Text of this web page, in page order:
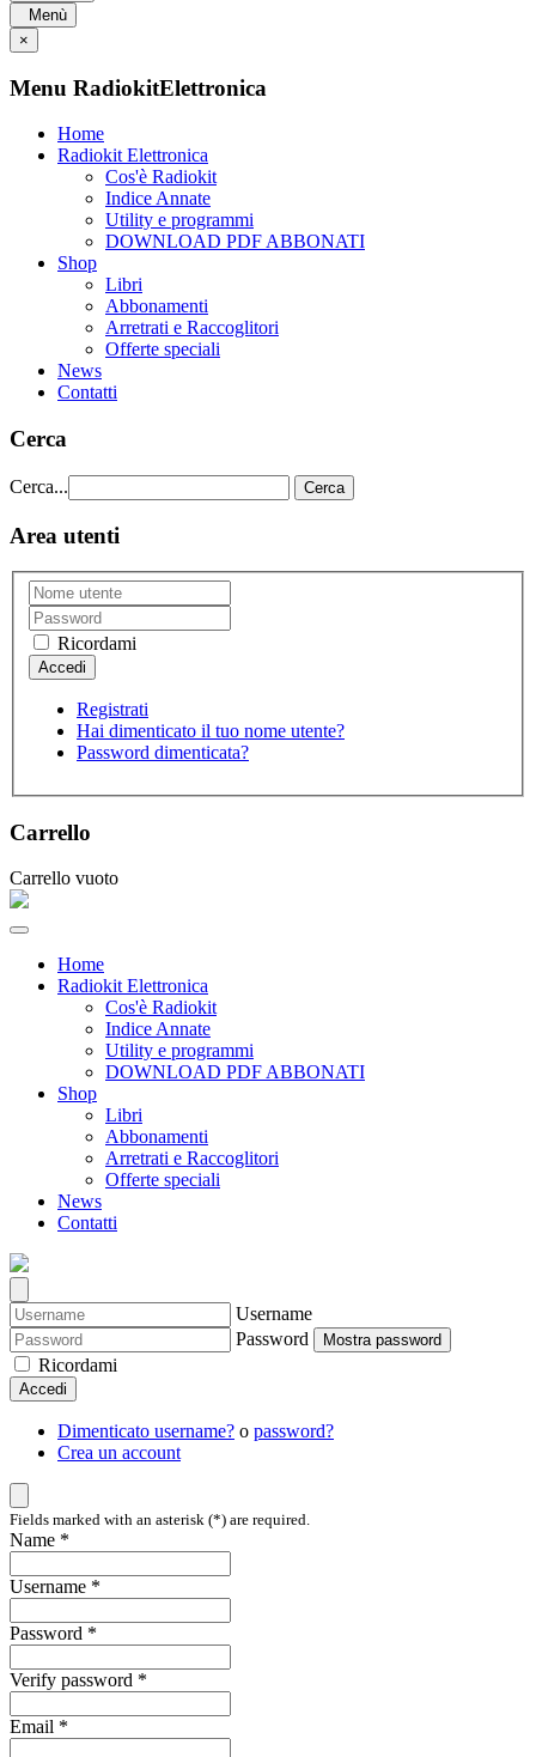
Menù
×
Menu RadiokitElettronica
Home
Radiokit Elettronica
Cos'è Radiokit
Indice Annate
Utility e programmi
DOWNLOAD PDF ABBONATI
Shop
Libri
Abbonamenti
Arretrati e Raccoglitori
Offerte speciali
News
Contatti
Cerca
Cerca... Cerca
Area utenti
Ricordami
Registrati
Hai dimenticato il tuo nome utente?
Password dimenticata?
Carrello
Carrello vuoto
Home
Radiokit Elettronica
Cos'è Radiokit
Indice Annate
Utility e programmi
DOWNLOAD PDF ABBONATI
Shop
Libri
Abbonamenti
Arretrati e Raccoglitori
Offerte speciali
News
Contatti
Username
Password
Mostra password
Ricordami
Accedi
Dimenticato username? o password?
Crea un account
Fields marked with an asterisk (*) are required.
Name *
Username *
Password *
Verify password *
Email *